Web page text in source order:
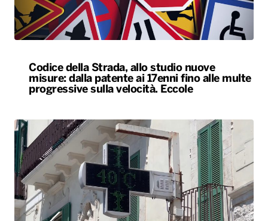
Codice della Strada, allo studio nuove
misure: dalla patente ai 17enni fino alle multe
progressive sulla velocità. Eccole